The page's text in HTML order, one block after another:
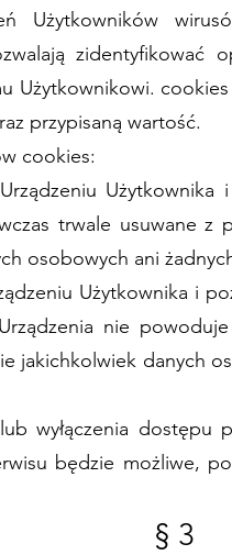
Użytkowników
zidentyfikować
Użytkownikowi.
przypisaną wartość.
cookies:
trwale usuwane z
osobowych ani
Użytkownika i
nie
jakichkolwiek danych
wyłączenia
będzie możliwe,
§ 3